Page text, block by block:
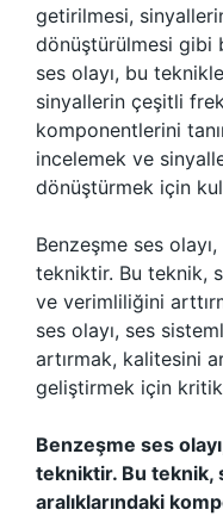
getirilmesi,
dönüştürülmesi gibi
ses olayı, bu
sinyallerin çeşitli
komponentlerini
incelemek ve
dönüştürmek için
Benzeşme ses
tekniktir. Bu teknik,
ve verimliliğini
ses olayı, ses
artırmak, kalitesini
geliştirmek için
Benzeşme ses
tekniktir. Bu teknik,
aralıklarındaki